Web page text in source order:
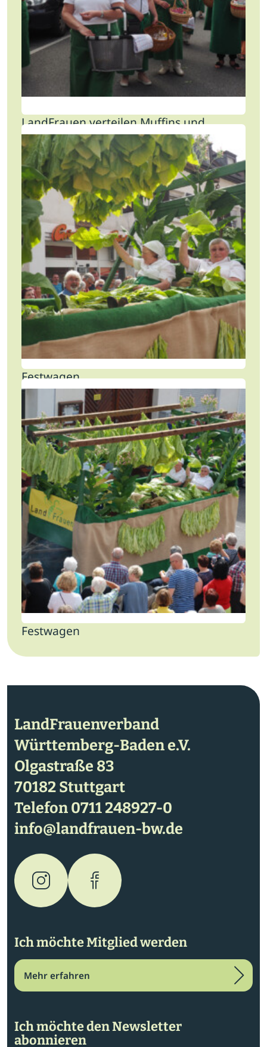
LandFrauen verteilen Muffins und
Törtchen
Festwagen
Festwagen
LandFrauenverband
Württemberg-Baden e.V.
Olgastraße 83
70182 Stuttgart
Telefon0711 248927-0
info@landfrauen-bw.de
Ich möchte Mitglied werden
Mehr erfahren
Ich möchte den Newsletter
abonnieren